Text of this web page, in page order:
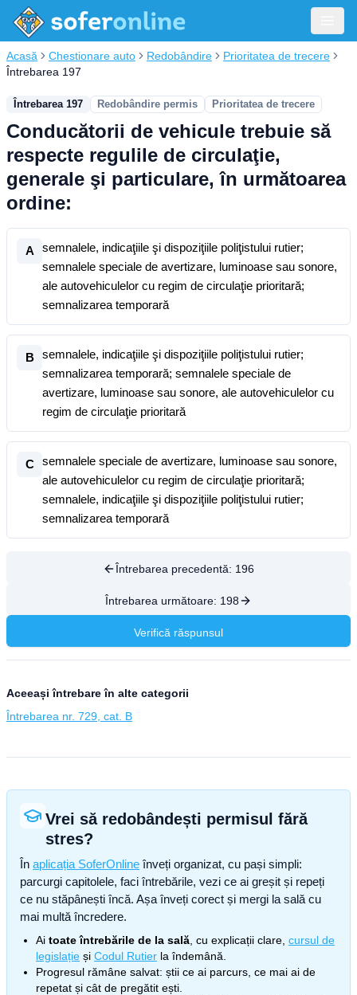
Acasă Chestionare auto Redobândire
Prioritatea de trecere
Întrebarea 197
Întrebarea 197 Redobândire permis Prioritatea de trecere
Conducătorii de vehicule trebuie să
respecte regulile de circulaţie,
generale şi particulare, în următoarea
ordine:
A
semnalele, indicaţiile şi dispoziţiile poliţistului rutier;
semnalele speciale de avertizare, luminoase sau sonore,
ale autovehiculelor cu regim de circulaţie prioritară;
semnalizarea temporară
B
semnalele, indicaţiile şi dispoziţiile poliţistului rutier;
semnalizarea temporară; semnalele speciale de
avertizare, luminoase sau sonore, ale autovehiculelor cu
regim de circulaţie prioritară
C
semnalele speciale de avertizare, luminoase sau sonore,
ale autovehiculelor cu regim de circulaţie prioritară;
semnalele, indicaţiile şi dispoziţiile poliţistului rutier;
semnalizarea temporară
Întrebarea precedentă: 196
Întrebarea următoare: 198
Verifică răspunsul
Aceeași întrebare în alte categorii
Întrebarea nr. 729, cat. B
Vrei să redobândești permisul fără
stres?
În aplicația SoferOnline înveți organizat, cu pași simpli:
parcurgi capitolele, faci întrebările, vezi ce ai greșit și repeți
ce nu stăpânești încă. Așa înveți corect și mergi la sală cu
mai multă încredere.
Ai toate întrebările de la sală , cu explicații clare, cursul de
legislație și Codul Rutier la îndemână.
Progresul rămâne salvat: știi ce ai parcurs, ce mai ai de
repetat și cât de pregătit ești.